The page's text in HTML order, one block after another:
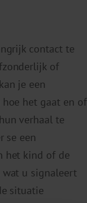
contact te
of
je een
het gaat en of
verhaal te
se een
het kind of de
u signaleert
situatie